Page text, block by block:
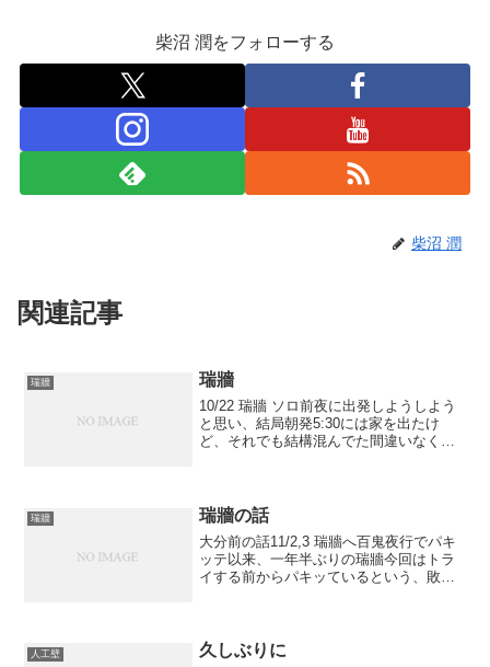
柴沼 潤をフォローする
柴沼 潤
関連記事
瑞牆 瑞牆
10/22 瑞牆 ソロ前夜に出発しようしよう
と思い、結局朝発5:30には家を出たけ
ど、それでも結構混んでた間違いなく前
いれたら1...
瑞牆 瑞牆の話
大分前の話11/2,3 瑞牆へ百鬼夜行でパキ
ッテ以来、一年半ぶりの瑞牆今回はトラ
イする前からパキッているという、敗退
言葉と物に...
人工壁 久しぶりに